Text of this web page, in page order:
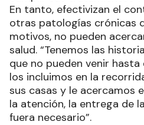
En tanto, efectivizan el
otras patologías crónicas
motivos, no pueden
salud. “Tenemos las
que no pueden venir
los incluimos en la
sus casas y le acercamos
la atención, la entrega de
fuera necesario”.